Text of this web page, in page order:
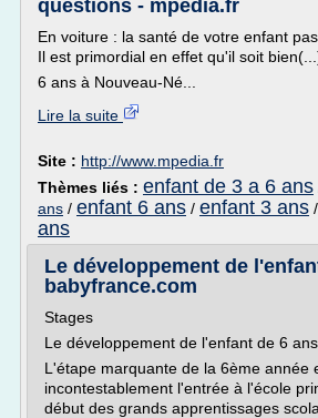
questions - mpedia.fr
En voiture : la santé de votre enfant
Il est primordial en effet qu'il soit
6 ans à Nouveau-Né...
Lire la suite
Site : http://www.mpedia.fr
Thèmes liés : enfant de 3 a 6 ans
ans / enfant 6 ans / enfant 3 ans /
ans
Le développement de
babyfrance.com
Stages
Le développement de l'enfant de 6 ans
L'étape marquante de la 6ème année
incontestablement l'entrée à l'école
début des grands apprentissages